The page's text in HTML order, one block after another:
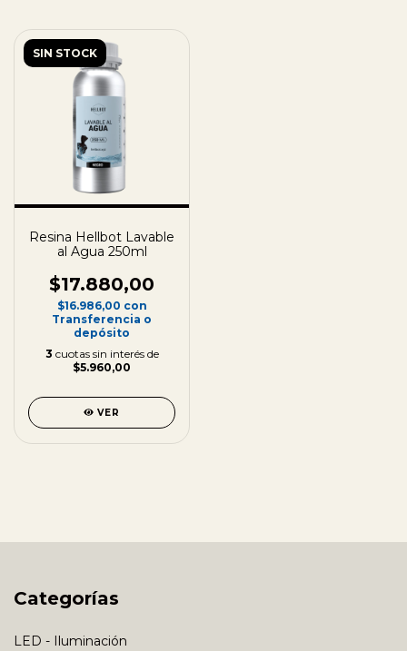
SIN STOCK
Resina Hellbot Lavable
al Agua 250ml
$17.880,00
$16.986,00 con
Transferencia o
depósito
3 cuotas sin interés de
$5.960,00
VER
Categorías
LED - Iluminación